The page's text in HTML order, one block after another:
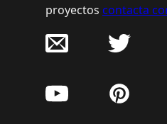
proyectos contacta